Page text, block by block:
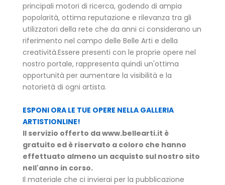
principali motori di ricerca, godendo di ampia
popolarità, ottima reputazione e rilevanza tra gli
utilizzatori della rete che da anni ci considerano un
riferimento nel campo delle Belle Arti e della
creatività.Essere presenti con le proprie opere nel
nostro portale, rappresenta quindi un'ottima
opportunità per aumentare la visibilità e la
notorietà di ogni artista.
ESPONI ORA LE TUE OPERE NELLA GALLERIA
ARTISTIONLINE!
Il servizio offerto da www.bellearti.it è
gratuito ed è riservato a coloro che hanno
effettuato almeno un acquisto sul nostro sito
nell'anno in corso.
Il materiale che ci invierai per la pubblicazione